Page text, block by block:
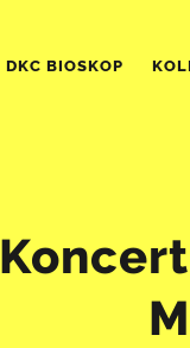
DKC BIOSKOP